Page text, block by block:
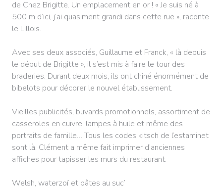
de Chez Brigitte. Un emplacement en or ! « Je suis né à
500 m d’ici, j’ai quasiment grandi dans cette rue », raconte
le Lillois.
Avec ses deux associés, Guillaume et Franck, « là depuis
le début de Brigitte », il s’est mis à faire le tour des
braderies. Durant deux mois, ils ont chiné énormément de
bibelots pour décorer le nouvel établissement.
Vieilles publicités, buvards promotionnels, assortiment de
casseroles en cuivre, lampes à huile et même des
portraits de famille… Tous les codes kitsch de l’estaminet
sont là. Clément a même fait imprimer d’anciennes
affiches pour tapisser les murs du restaurant.
Welsh, waterzoï et pâtes au suc’